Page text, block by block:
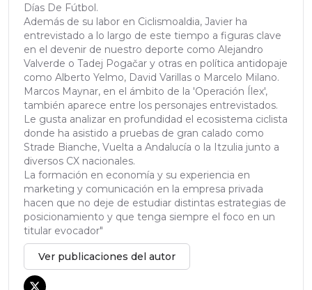
Días De Fútbol.
Además de su labor en Ciclismoaldia, Javier ha
entrevistado a lo largo de este tiempo a figuras clave
en el devenir de nuestro deporte como Alejandro
Valverde o Tadej Pogačar y otras en política antidopaje
como Alberto Yelmo, David Varillas o Marcelo Milano.
Marcos Maynar, en el ámbito de la 'Operación Ílex',
también aparece entre los personajes entrevistados.
Le gusta analizar en profundidad el ecosistema ciclista
donde ha asistido a pruebas de gran calado como
Strade Bianche, Vuelta a Andalucía o la Itzulia junto a
diversos CX nacionales.
La formación en economía y su experiencia en
marketing y comunicación en la empresa privada
hacen que no deje de estudiar distintas estrategias de
posicionamiento y que tenga siempre el foco en un
titular evocador"
Ver publicaciones del autor